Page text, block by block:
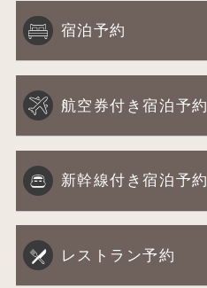
宿泊予約
航空券付き宿泊予約
新幹線付き宿泊予約
レストラン予約